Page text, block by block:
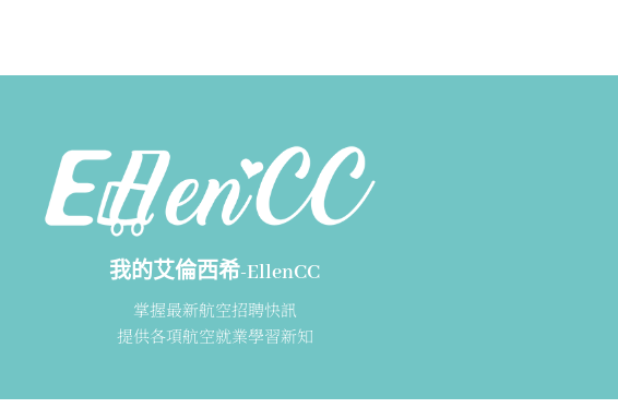
我的艾倫西希-EllenCC
掌握最新航空招聘快訊
提供各項航空就業學習新知